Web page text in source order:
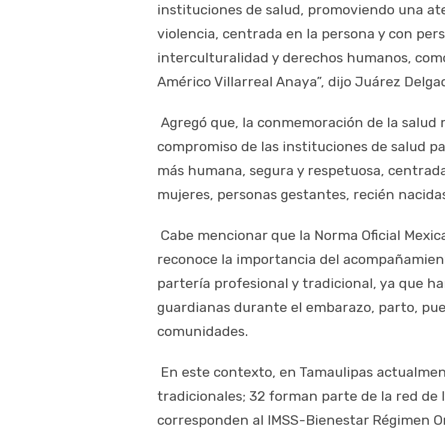
instituciones de salud, promoviendo una
violencia, centrada en la persona y con
interculturalidad y derechos humanos,
Américo Villarreal Anaya”, dijo Juárez
Agregó que, la conmemoración de la
compromiso de las instituciones de salud
más humana, segura y respetuosa,
mujeres, personas gestantes, recién
Cabe mencionar que la Norma Oficial
reconoce la importancia del
partería profesional y tradicional, ya que
guardianas durante el embarazo, parto,
comunidades.
En este contexto, en Tamaulipas
tradicionales; 32 forman parte de la red de
corresponden al IMSS-Bienestar Régimen